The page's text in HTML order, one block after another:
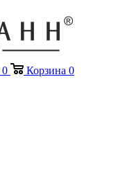
0 Корзина 0